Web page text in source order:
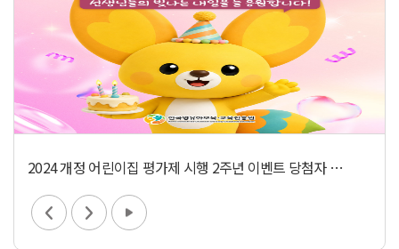
2024 개정 어린이집 평가제 시행 2주년 이벤트 당첨자 안내 및 참여 후기
다음 재생